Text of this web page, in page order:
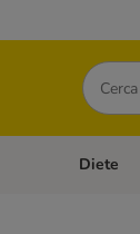
Cerca
Gatti
Apri
Diete